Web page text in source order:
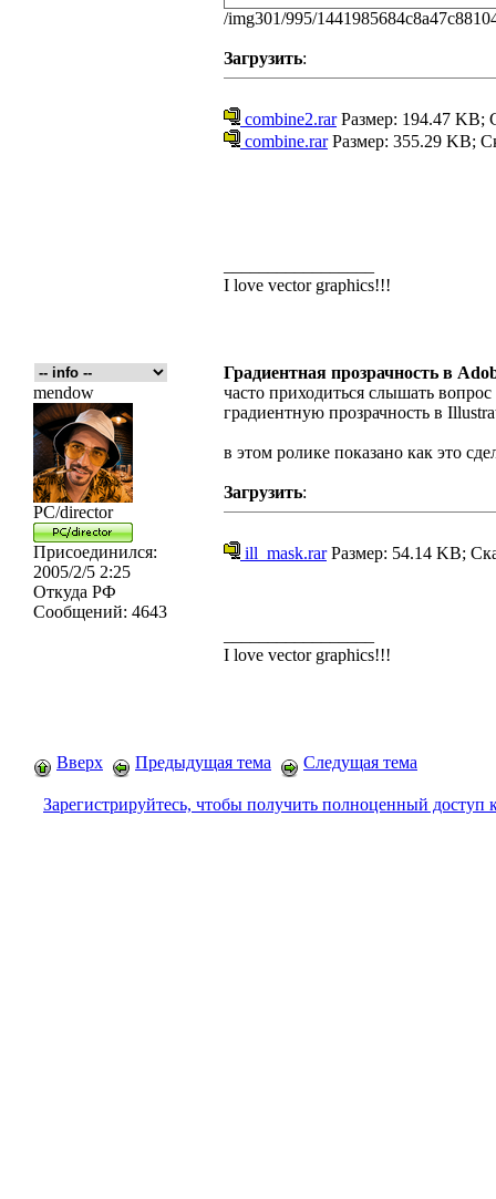
/img301/995/
Загрузить:
combine2.rarРазмер: 194.47 KB;
combine.rarРазмер: 355.29 KB;
I love vector graphics!!!
Градиентная прозрачность в
mendow
PC/director
Присоединился:
2005/2/5 2:25
Откуда РФ
Сообщений: 4643
часто приходиться слышать вопрос
градиентную прозрачность в
в этом ролике показано как это
Загрузить:
ill_mask.rarРазмер: 54.14 KB;
I love vector graphics!!!
Вверх Предыдущая тема Следущая тема
Зарегистрируйтесь, чтобы получить полноценный доступ